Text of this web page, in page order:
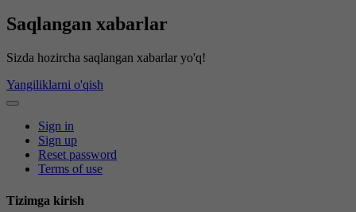
Saqlangan xabarlar
Sizda hozircha saqlangan xabarlar yo'q!
Yangiliklarni o'qish
Sign in
Sign up
Reset password
Terms of use
Tizimga kirish